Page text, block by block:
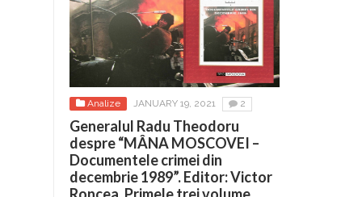
Analize JANUARY 19, 2021 2
Generalul Radu Theodoru
despre “MÂNA MOSCOVEI –
Documentele crimei din
decembrie 1989”. Editor: Victor